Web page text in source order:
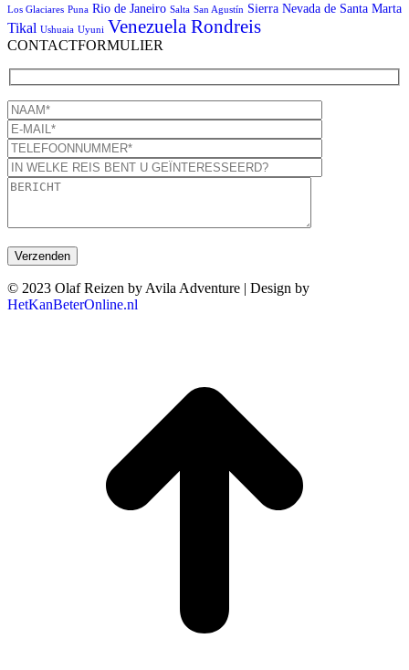
Los Glaciares Puna Rio de Janeiro Salta San Agustín Sierra Nevada de Santa Marta
Tikal Ushuaia Uyuni Venezuela Rondreis
CONTACTFORMULIER
© 2023 Olaf Reizen by Avila Adventure | Design by
HetKanBeterOnline.nl